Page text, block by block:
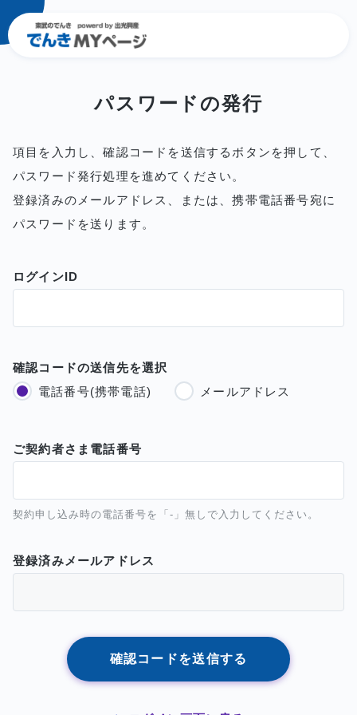
パスワードの発行
項目を入力し、確認コードを送信するボタンを押して、
パスワード発行処理を進めてください。
登録済みのメールアドレス、または、携帯電話番号宛に
パスワードを送ります。
ログインID
確認コードの送信先を選択
電話番号(携帯電話)
メールアドレス
ご契約者さま電話番号
契約申し込み時の電話番号を「-」無しで入力してください。
登録済みメールアドレス
確認コードを送信する